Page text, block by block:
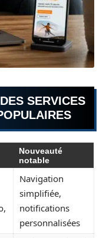
SERVICES
Nouveauté
notable
Navigation
simplifiée,
notifications
personnalisées